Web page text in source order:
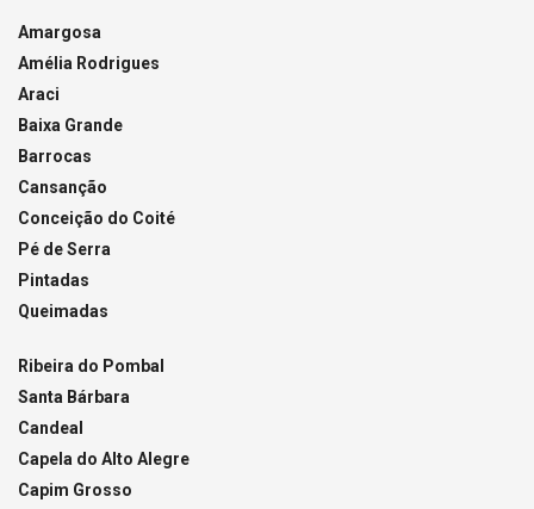
Amargosa
Amélia Rodrigues
Araci
Baixa Grande
Barrocas
Cansanção
Conceição do Coité
Pé de Serra
Pintadas
Queimadas
Ribeira do Pombal
Santa Bárbara
Candeal
Capela do Alto Alegre
Capim Grosso